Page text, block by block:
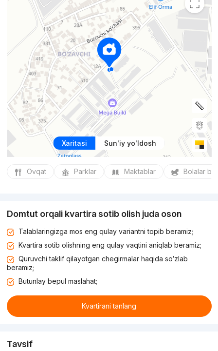
Xaritasi Sun'iy yo'ldosh
Ovqat Parklar Maktablar Bolalar
Domtut orqali kvartira sotib olish juda oson
Talablaringizga mos eng qulay variantni topib beramiz;
Kvartira sotib olishning eng qulay vaqtini aniqlab beramiz;
Quruvchi taklif qilayotgan chegirmalar haqida so‘zlab
beramiz;
Butunlay bepul maslahat;
Kvartirani tanlang
Tavsif